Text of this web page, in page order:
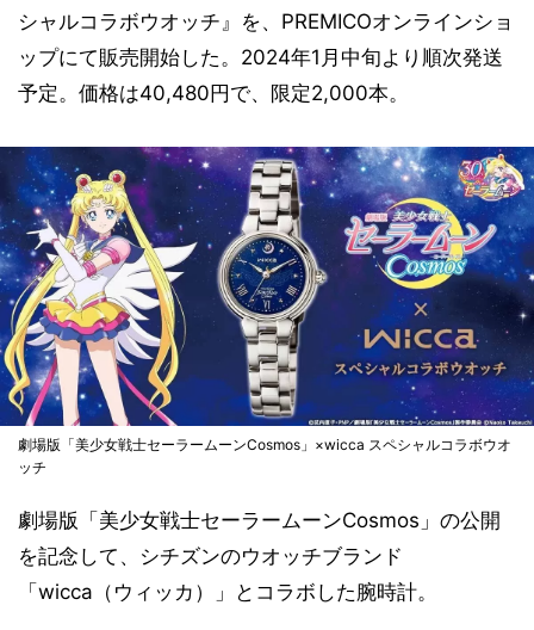
シャルコラボウオッチ』を、PREMICOオンラインショ
ップにて販売開始した。2024年1月中旬より順次発送
予定。価格は40,480円で、限定2,000本。
劇場版「美少女戦士セーラームーンCosmos」×wicca スペシャルコラボウオ
ッチ
劇場版「美少女戦士セーラームーンCosmos」の公開
を記念して、シチズンのウオッチブランド
「wicca（ウィッカ）」とコラボした腕時計。